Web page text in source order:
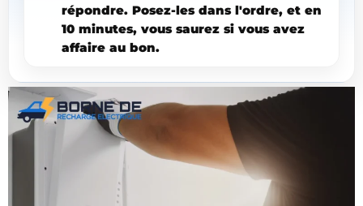
répondre. Posez-les dans l'ordre, et en
10 minutes, vous saurez si vous avez
affaire au bon.